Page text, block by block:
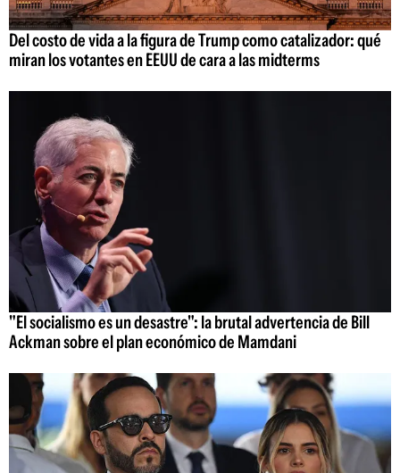
Del costo de vida a la figura de Trump como catalizador: qué
miran los votantes en EEUU de cara a las midterms
"El socialismo es un desastre": la brutal advertencia de Bill
Ackman sobre el plan económico de Mamdani